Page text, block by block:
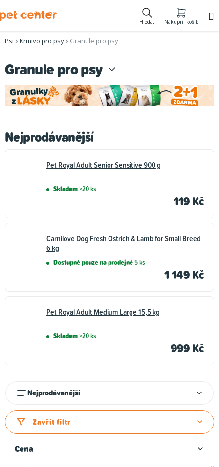
na
Hledat Nákupní košík
Psi Krmivo pro psy Granule pro psy
Granule pro psy
Nejprodávanější
Pet Royal Adult Senior Sensitive 900 g
Skladem>20 ks
119 Kč
Carnilove Dog Fresh Ostrich & Lamb for Small Breed
6 kg
Dostupné pouze na prodejně5 ks
1 149 Kč
Pet Royal Adult Medium Large 15,5 kg
Skladem>20 ks
999 Kč
z
e
í
Nejprodávanější
Zavřít filtr
Cena